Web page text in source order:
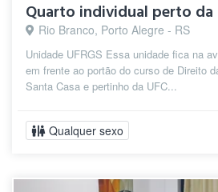
Quarto individual perto da
Rio Branco, Porto Alegre - RS
Unidade UFRGS Essa unidade fica na
em frente ao portão do curso de Direito
Santa Casa e pertinho da UFC...
Qualquer sexo